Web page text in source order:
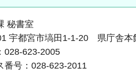
秘書室
宇都宮市塙田1-1-20 県庁舎本
028-623-2005
番号：028-623-2011